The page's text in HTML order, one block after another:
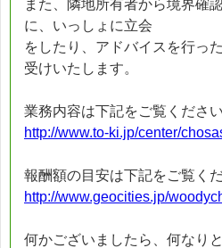
また、隣地所有者から境界確
に、いっしょに立会
をしたり、アドバイスを行っ
受けいたします。
業務内容は下記をご覧くださ
http://www.to-ki.jp/center/
報酬額の目安は下記をご覧く
http://www.geocities.jp/
何かございましたら、何なり